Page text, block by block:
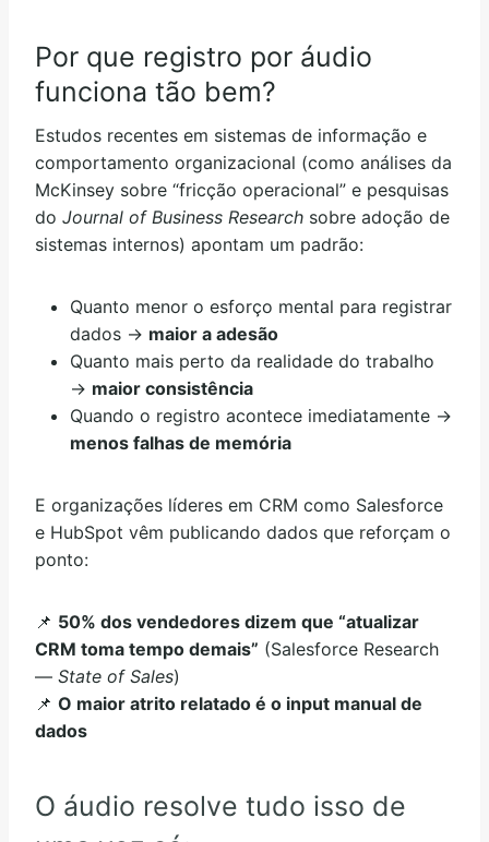
Por que registro por áudio
funciona tão bem?
Estudos recentes em sistemas de informação e
comportamento organizacional (como análises da
McKinsey sobre “fricção operacional” e pesquisas
do Journal of Business Research sobre adoção de
sistemas internos) apontam um padrão:
Quanto menor o esforço mental para registrar
dados → maior a adesão
Quanto mais perto da realidade do trabalho
→ maior consistência
Quando o registro acontece imediatamente →
menos falhas de memória
E organizações líderes em CRM como Salesforce
e HubSpot vêm publicando dados que reforçam o
ponto:
📌 50% dos vendedores dizem que “atualizar
CRM toma tempo demais” (Salesforce Research
— State of Sales)
📌 O maior atrito relatado é o input manual de
dados
O áudio resolve tudo isso de